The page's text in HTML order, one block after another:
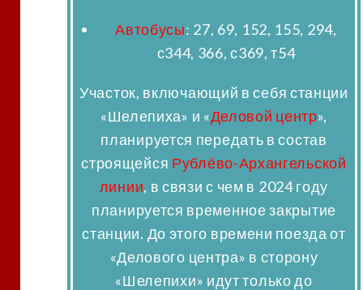
Автобусы: 27, 69, 152, 155, 294,
с344, 366, с369, т54
Участок, включающий в себя станции
«Шелепиха» и «Деловой центр»,
планируется передать в состав
строящейся Рублёво-Архангельской
линии, в связи с чем в 2024 году
планируется временное закрытие
станции. До этого времени поезда от
«Делового центра» в сторону
«Шелепихи» идут только до